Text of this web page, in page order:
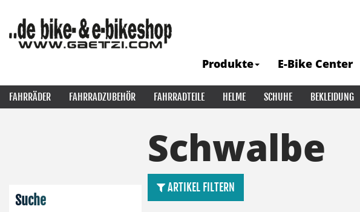
Produkte E-Bike Center
FAHRRÄDER FAHRRADZUBEHÖR FAHRRADTEILE HELME SCHUHE BEKLEIDUNG
Suche
Schwalbe
ARTIKEL FILTERN